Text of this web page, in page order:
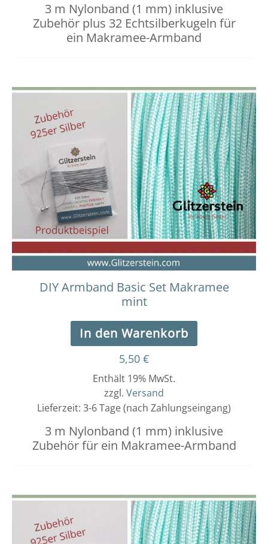
3 m Nylonband (1 mm) inklusive
Zubehör plus 32 Echtsilberkugeln für
ein Makramee-Armband
DIY Armband Basic Set Makramee
mint
In den Warenkorb
5,50 €
Enthält 19% MwSt.
zzgl. Versand
Lieferzeit: 3-6 Tage (nach Zahlungseingang)
3 m Nylonband (1 mm) inklusive
Zubehör für ein Makramee-Armband